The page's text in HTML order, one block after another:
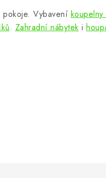
Vybavení
. Zahradní nábytek i